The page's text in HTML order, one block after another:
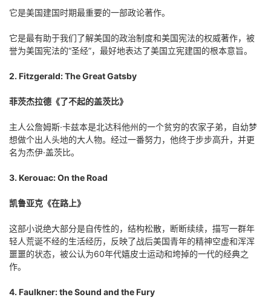
它是美国建国时期最重要的一部政论著作。
它是最有助于我们了解美国的政治制度和美国宪法的权威著作，被
誉为美国宪法的“圣经”，最好地表达了美国立宪建国的根本意旨。
2. Fitzgerald: The Great Gatsby
菲茨杰拉德《了不起的盖茨比》
主人公詹姆斯·卡兹本是北达科他州的一个贫穷的农家子弟，自幼梦
想做个出人头地的大人物。经过一番努力，他终于步步高升，并更
名为杰伊·盖茨比。
3. Kerouac: On the Road
凯鲁亚克《在路上》
这部小说绝大部分是自传性的，结构松散，断断续续，描写一群年
轻人荒诞不经的生活经历，反映了战后美国青年的精神空虚和浑浑
噩噩的状态，被公认为60年代嬉皮士运动和垮掉的一代的经典之
作。
4. Faulkner: the Sound and the Fury